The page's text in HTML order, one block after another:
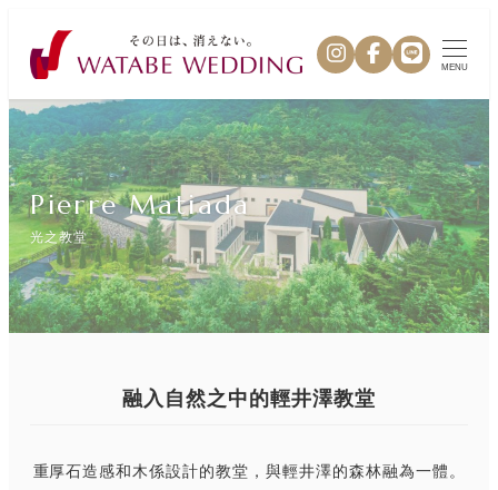
MENU
Pierre Matiada
光之教堂
融入自然之中的輕井澤教堂
重厚石造感和木係設計的教堂，與輕井澤的森林融為一體。